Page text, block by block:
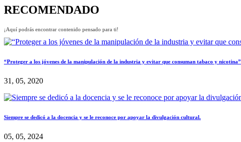
RECOMENDADO
¡Aquí podrás encontrar contenido pensado para ti!
“Proteger a los jóvenes de la manipulación de la industria y evitar que consuman tabaco y nicotina”
31, 05, 2020
Siempre se dedicó a la docencia y se le reconoce por apoyar la divulgación cultural.
05, 05, 2024